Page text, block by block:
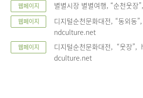
웹페이지 별별시장 별별여행, “순천웃
웹페이지
디지털순천문화대전, “동외
ndculture.net
웹페이지
디지털순천문화대전, “웃장
dculture.net